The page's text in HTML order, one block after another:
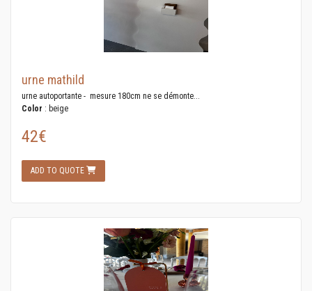
urne mathild
urne autoportante - mesure 180cm ne se démonte...
Color : beige
42€
ADD TO QUOTE